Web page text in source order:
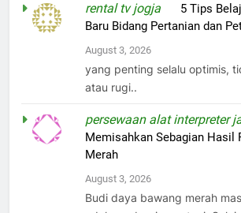
rental tv jogja
5 Tips
Baru Bidang Pertanian dan
August 3, 2026
yang penting selalu optimis,
atau rugi..
persewaan alat interpreter
Memisahkan Sebagian Hasil
Merah
August 3, 2026
Budi daya bawang merah